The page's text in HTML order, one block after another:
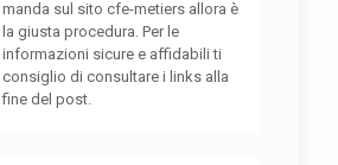
manda sul sito cfe-metiers allora è
la giusta procedura. Per le
informazioni sicure e affidabili ti
consiglio di consultare i links alla
fine del post.